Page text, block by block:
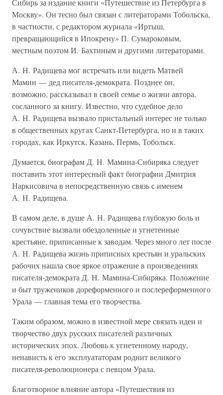
Сибирь за издание книги «Путешествие из Петербурга в
Москву». Он тесно был связан с литераторами Тобольска,
в частности, с редактором журнала «Иртыш,
превращающийся в Ипокрену» П. Сумароковым,
местным поэтом И. Бахтиным и другими литераторами.
А. Н. Радищева мог встречать или видеть Матвей
Мамин — дед писателя-демократа. Позднее он,
возможно, рассказывал в своей семье о жизни автора,
сосланного за книгу. Известно, что судебное дело
А. Н. Радищева вызвало пристальный интерес не только
в общественных кругах Санкт-Петербурга, но и в таких
городах, как Иркутск, Казань, Пермь, Тобольск.
Думается, биографам Д. Н. Мамина-Сибиряка следует
поставить этот интересный факт биографии Дмитрия
Наркисовича в непосредственную связь с именем
А. Н. Радищева.
В самом деле, в душе А. Н. Радищева глубокую боль и
сочувствие вызвали обездоленные и угнетенные
крестьяне, приписанные к заводам. Через много лет после
А. Н. Радищева жизнь приписных крестьян и уральских
рабочих нашла свое яркое отражение в произведениях
писателя-демократа Д. Н. Мамина-Сибиряка. Положение
и быт тружеников дореформенного и послереформенного
Урала — главная тема его творчества.
Таким образом, можно в известной мере связать идеи и
творчество двух русских писателей различных
исторических эпох. Любовь к угнетенному народу,
ненависть к его эксплуататорам роднит великого
писателя-революционера с певцом Урала.
Благотворное влияние автора «Путешествия из